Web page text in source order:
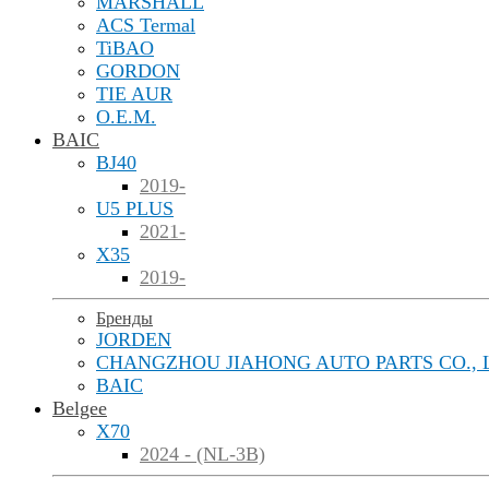
ACS Termal
TiBAO
GORDON
TIE AUR
O.E.M.
BAIC
BJ40
2019-
U5 PLUS
2021-
X35
2019-
Бренды
JORDEN
CHANGZHOU JIAHONG AUTO PARTS CO.,
BAIC
Belgee
X70
2024 - (NL-3B)